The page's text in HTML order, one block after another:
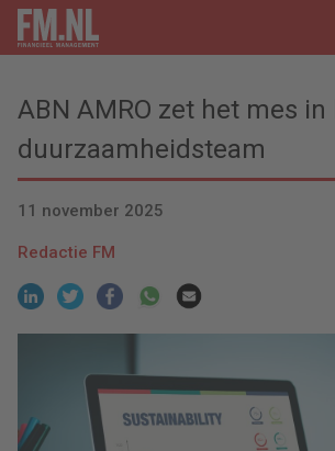
ABN AMRO zet het mes in
duurzaamheidsteam
11 november 2025
Redactie FM